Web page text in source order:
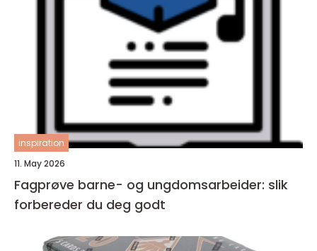
inspiration
11. May 2026
Fagprøve barne- og ungdomsarbeider: slik
forbereder du deg godt